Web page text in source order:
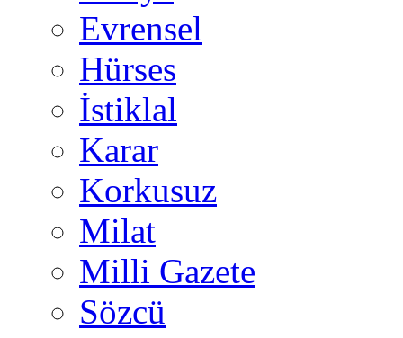
Evrensel
Hürses
İstiklal
Karar
Korkusuz
Milat
Milli Gazete
Sözcü